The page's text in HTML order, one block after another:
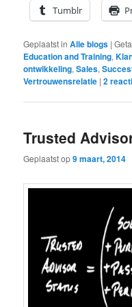
Tumblr
Geplaatst in Alle blogs |
Education and Training,
ontwikkeling,Sales,
Vertrouwensrelatie |2
Trusted
Geplaatst op9 maart, 2014